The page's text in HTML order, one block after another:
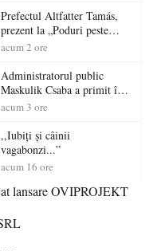
Prefectul Altfatter Tamás,
prezent la „Poduri peste
granițe – Zilele Diasporei
acum 2 ore
Administratorul public
Maskulik Csaba a primit în
audiență cetățenii din Satu
acum 3 ore
,,Iubiți și câinii
vagabonzi...”
acum 16 ore